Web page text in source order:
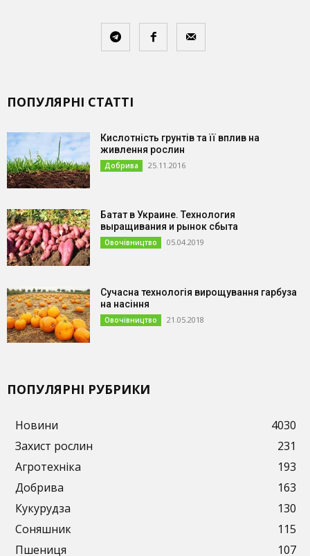
ПОПУЛЯРНІ СТАТТІ
Кислотність грунтів та її вплив на
живлення рослин
Добрива 25.11.2016
Батат в Украине. Технология
выращивания и рынок сбыта
Овочівництво 05.04.2019
Сучасна технологія вирощування гарбуза
на насіння
Овочівництво 21.05.2018
ПОПУЛЯРНІ РУБРИКИ
Новини
4030
Захист рослин
231
Агротехніка
193
Добрива
163
Кукурудза
130
Соняшник
115
Пшениця
107